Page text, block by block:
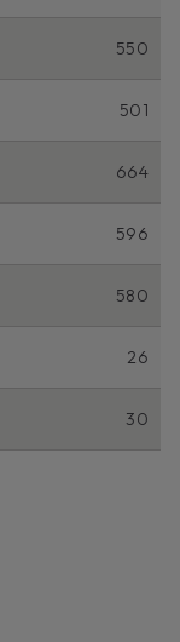
550
501
664
596
580
26
30